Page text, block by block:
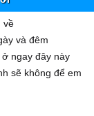
về
và đêm
ngay đây này
sẽ không để em